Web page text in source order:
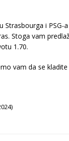
Strasbourga i
Stoga vam
1.70.
vam da se